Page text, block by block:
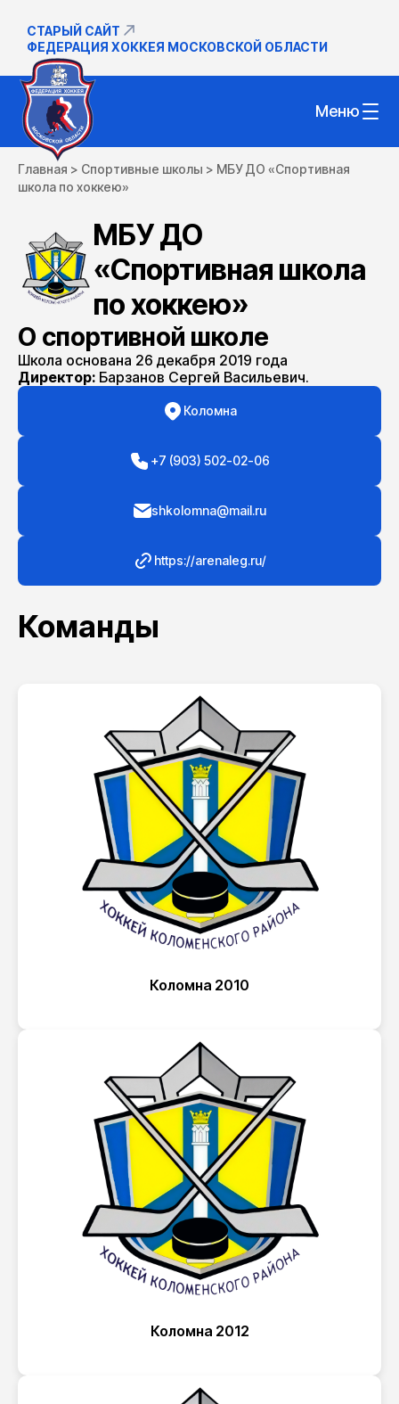
СТАРЫЙ САЙТ
ФЕДЕРАЦИЯ ХОККЕЯ МОСКОВСКОЙ ОБЛАСТИ
Меню
Главная > Спортивные школы > МБУ ДО «Спортивная
школа по хоккею»
МБУ ДО
«Спортивная школа
по хоккею»
О спортивной школе
Школа основана 26 декабря 2019 года
Директор: Барзанов Сергей Васильевич.
Коломна
+7 (903) 502-02-06
shkolomna@mail.ru
https://arenaleg.ru/
Команды
Коломна 2010
Коломна 2012